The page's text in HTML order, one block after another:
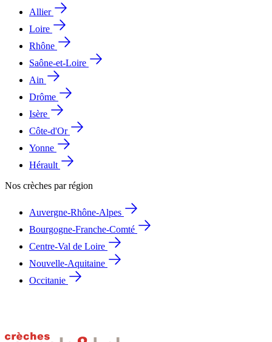
Allier
Loire
Rhône
Saône-et-Loire
Ain
Drôme
Isère
Côte-d'Or
Yonne
Hérault
Nos crèches par région
Auvergne-Rhône-Alpes
Bourgogne-Franche-Comté
Centre-Val de Loire
Nouvelle-Aquitaine
Occitanie